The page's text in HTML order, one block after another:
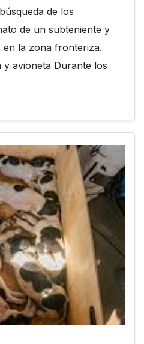
de los
de un subteniente y
la zona fronteriza.
y avioneta Durante los